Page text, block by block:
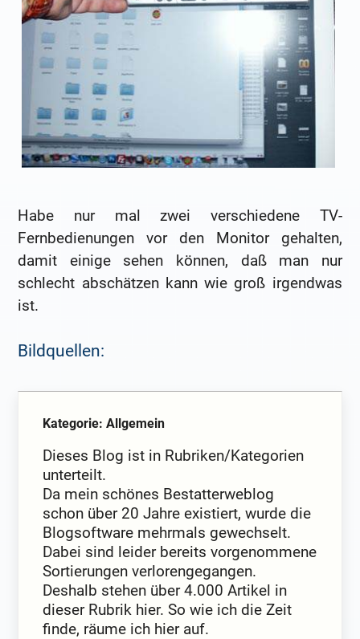
Habe nur mal zwei verschiedene TV-
Fernbedienungen vor den Monitor gehalten,
damit einige sehen können, daß man nur
schlecht abschätzen kann wie groß irgendwas
ist.
Bildquellen:
Kategorie: Allgemein
Dieses Blog ist in Rubriken/Kategorien
unterteilt.
Da mein schönes Bestatterweblog
schon über 20 Jahre existiert, wurde die
Blogsoftware mehrmals gewechselt.
Dabei sind leider bereits vorgenommene
Sortierungen verlorengegangen.
Deshalb stehen über 4.000 Artikel in
dieser Rubrik hier. So wie ich die Zeit
finde, räume ich hier auf.